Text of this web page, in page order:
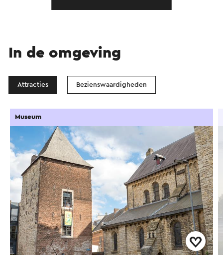
In de omgeving
Attracties Bezienswaardigheden
Museum